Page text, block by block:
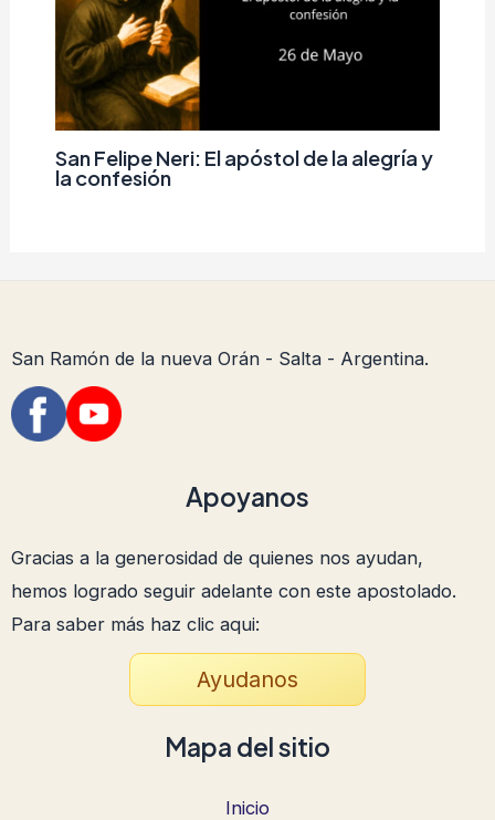
San Felipe Neri: El apóstol de la alegría y
la confesión
San Ramón de la nueva Orán - Salta - Argentina.
Apoyanos
Gracias a la generosidad de quienes nos ayudan,
hemos logrado seguir adelante con este apostolado.
Para saber más haz clic aqui:
Ayudanos
Mapa del sitio
Inicio